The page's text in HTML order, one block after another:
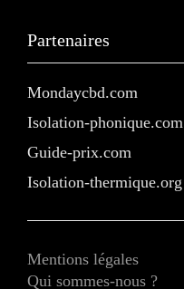
Partenaires
Mondaycbd.com
Isolation-phonique.com
Guide-prix.com
Isolation-thermique.org
Mentions légales
Qui sommes-nous ?